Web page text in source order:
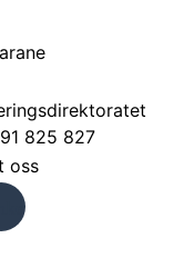
825 827
oss